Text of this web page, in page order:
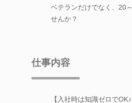
ベテランだけでなく、20
せんか？
仕事内容
【入社時は知識ゼロで